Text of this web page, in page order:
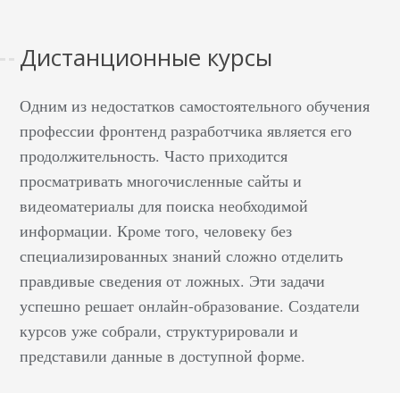
Дистанционные курсы
Одним из недостатков самостоятельного обучения
профессии фронтенд разработчика является его
продолжительность. Часто приходится
просматривать многочисленные сайты и
видеоматериалы для поиска необходимой
информации. Кроме того, человеку без
специализированных знаний сложно отделить
правдивые сведения от ложных. Эти задачи
успешно решает онлайн-образование. Создатели
курсов уже собрали, структурировали и
представили данные в доступной форме.